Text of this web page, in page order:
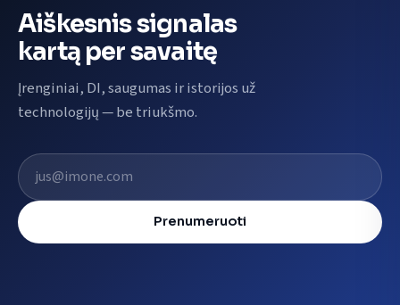
Aiškesnis signalas
kartą per savaitę
Įrenginiai, DI, saugumas ir istorijos už
technologijų — be triukšmo.
El. pašto adresas
Prenumeruoti